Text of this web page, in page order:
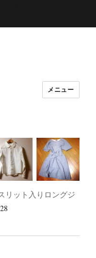
メニュー
リット入りロングジ